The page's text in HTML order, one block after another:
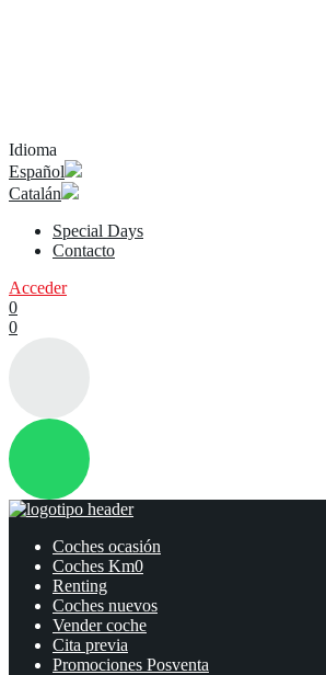
Idioma
Español
Catalán
Special Days
Contacto
Acceder
0
0
Coches ocasión
Coches Km0
Renting
Coches nuevos
Vender coche
Cita previa
Promociones Posventa